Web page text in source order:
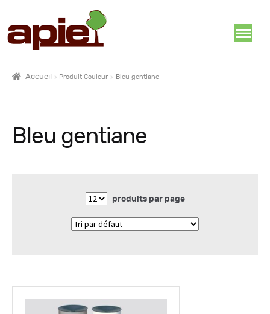
Accueil Produit Couleur Bleu gentiane
Bleu gentiane
produits par page